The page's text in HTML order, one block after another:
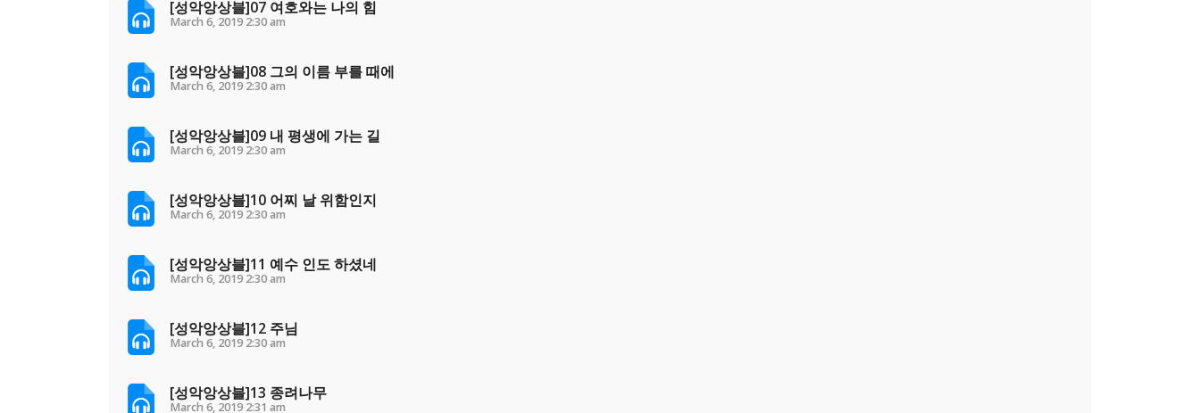
[성악앙상블]07 여호와는 나의 힘
March 6, 2019 2:30 am
[성악앙상블]08 그의 이름 부를 때에
March 6, 2019 2:30 am
[성악앙상블]09 내 평생에 가는 길
March 6, 2019 2:30 am
[성악앙상블]10 어찌 날 위함인지
March 6, 2019 2:30 am
[성악앙상블]11 예수 인도 하셨네
March 6, 2019 2:30 am
[성악앙상블]12 주님
March 6, 2019 2:30 am
[성악앙상블]13 종려나무
March 6, 2019 2:31 am